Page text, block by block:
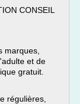
CONSEIL
marques,
et de
gratuit.
régulières,